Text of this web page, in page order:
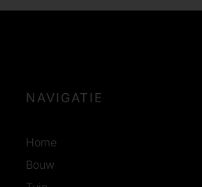
NAVIGATIE
Home
Bouw